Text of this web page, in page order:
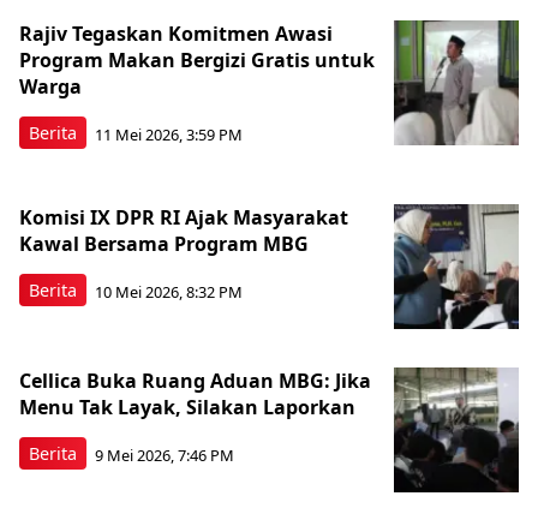
Berita
Rajiv Tegaskan Komitmen Awasi
Program Makan Bergizi Gratis untuk
Warga
11 Mei 2026, 3:59 PM
Berita
Komisi IX DPR RI Ajak Masyarakat
Kawal Bersama Program MBG
10 Mei 2026, 8:32 PM
Berita
Cellica Buka Ruang Aduan MBG: Jika
Menu Tak Layak, Silakan Laporkan
9 Mei 2026, 7:46 PM